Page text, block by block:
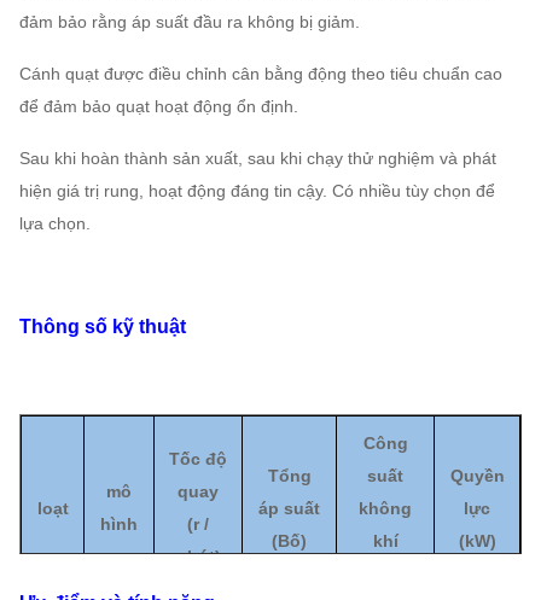
đảm bảo rằng áp suất đầu ra không bị giảm.
Cánh quạt được điều chỉnh cân bằng động theo tiêu chuẩn cao
để đảm bảo quạt hoạt động ổn định.
Sau khi hoàn thành sản xuất, sau khi chạy thử nghiệm và phát
hiện giá trị rung, hoạt động đáng tin cậy. Có nhiều tùy chọn để
lựa chọn.
Thông số kỹ thuật
loạt
mô
hình
Tốc độ
quay
(r /
phút)
Tổng
áp suất
(Bố)
Công
suất
không
khí
Quyền
lực
(kW)